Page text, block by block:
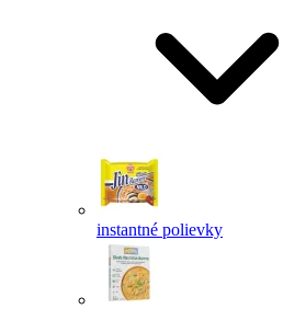
instantné polievky